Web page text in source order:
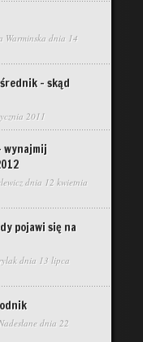
Warminska dnia 14
– skąd
2011
wynajmij
dnia 12 kwietnia
pojawi się na
dnia 13 lipca
dnia 22